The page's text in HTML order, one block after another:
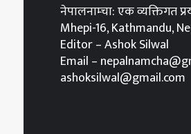
नेपालनाम्चा: एक व्यक्तिगत
Mhepi-16, Kathmandu,
Editor – Ashok Silwal
Email –
ashoksilwal@gmail.com